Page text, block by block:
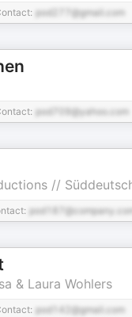
pod277@gmail.com
pod709@yahoo.com
//
& Laura Wohlers
pod142@gmail.com